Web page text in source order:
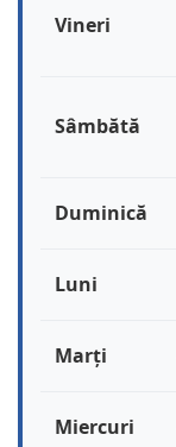
Vineri
Sâmbătă
Duminică
Luni
Marți
Miercuri